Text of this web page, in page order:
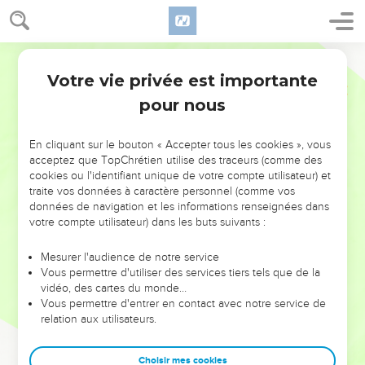
NE MANQUEZ PAS L’ÉVÉNEMENT
DE L’ANNÉE !
ET SI LEURS ERREURS POUVAIENT VOUS ÉVITER LES
VOTRES ?
leur foi ou leur vision. Mais on voit moins les doutes, les erreurs
et les saisons difficiles qu'ils ont traversés, alors même que ce
sont elles qui les ont façonnés.
Dans cette conférence, leaders, entrepreneurs, et responsables
clés pour avancer avec plus de sagesse afin que leurs erreurs
Votre vie privée est importante
pour nous
En cliquant sur le bouton « Accepter tous les cookies », vous
acceptez que TopChrétien utilise des traceurs (comme des
cookies ou l'identifiant unique de votre compte utilisateur) et
traite vos données à caractère personnel (comme vos
données de navigation et les informations renseignées dans
votre compte utilisateur) dans les buts suivants :
Mesurer l'audience de notre service
Vous permettre d'utiliser des services tiers tels que de la
vidéo, des cartes du monde…
Vous permettre d'entrer en contact avec notre service de
relation aux utilisateurs.
Choisir mes cookies